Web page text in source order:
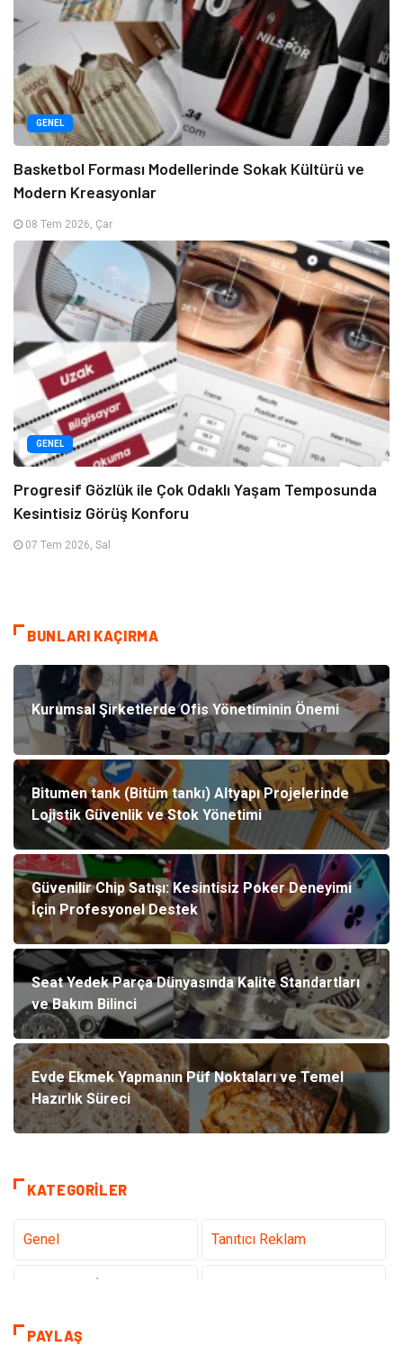
GENEL
Basketbol Forması Modellerinde Sokak Kültürü ve
Modern Kreasyonlar
08 Tem 2026, Çar
GENEL
Progresif Gözlük ile Çok Odaklı Yaşam Temposunda
Kesintisiz Görüş Konforu
07 Tem 2026, Sal
BUNLARI KAÇIRMA
Kurumsal Şirketlerde Ofis Yönetiminin Önemi
Bitumen tank (Bitüm tankı) Altyapı Projelerinde
Lojistik Güvenlik ve Stok Yönetimi
Güvenilir Chip Satışı: Kesintisiz Poker Deneyimi
İçin Profesyonel Destek
Seat Yedek Parça Dünyasında Kalite Standartları
ve Bakım Bilinci
Evde Ekmek Yapmanın Püf Noktaları ve Temel
Hazırlık Süreci
KATEGORILER
Genel Tanıtıcı Reklam
Hizmet
PAYLAŞ